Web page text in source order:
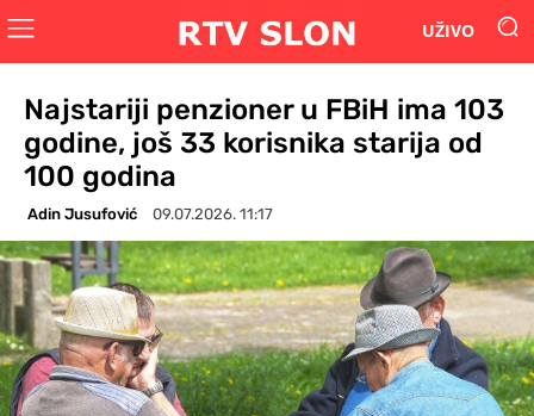
UŽIVO
Najstariji penzioner u FBiH ima 103
godine, još 33 korisnika starija od
100 godina
Adin Jusufović 09.07.2026. 11:17